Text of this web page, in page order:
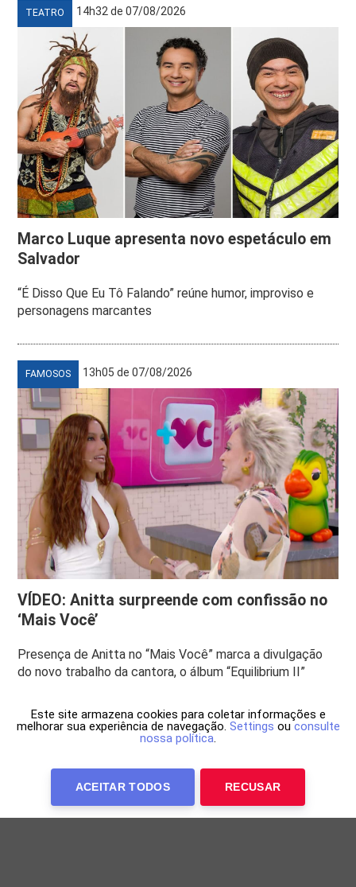
TEATRO 14h32 de 07/08/2026
Marco Luque apresenta novo espetáculo em
Salvador
“É Disso Que Eu Tô Falando” reúne humor, improviso e
personagens marcantes
FAMOSOS 13h05 de 07/08/2026
VÍDEO: Anitta surpreende com confissão no
‘Mais Você’
Presença de Anitta no “Mais Você” marca a divulgação
do novo trabalho da cantora, o álbum “Equilibrium II”
Este site armazena cookies para coletar informações e
melhorar sua experiência de navegação. Settings ou consulte
nossa política.
ACEITAR TODOS RECUSAR